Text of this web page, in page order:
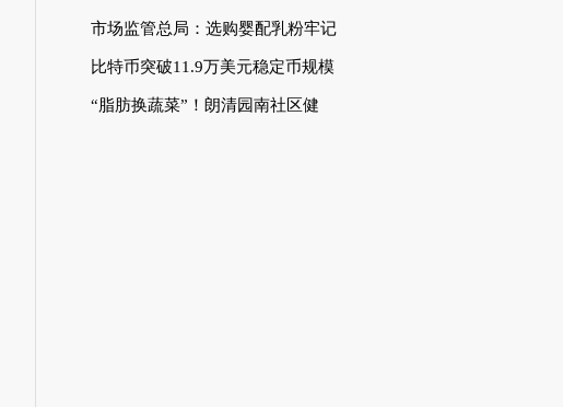
市场监管总局：选购婴配乳粉牢记
比特币突破11.9万美元稳定币规模
“脂肪换蔬菜”！朗清园南社区健